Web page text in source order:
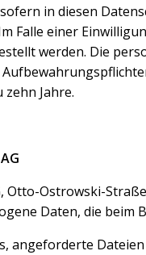
in diesen
Falle einer
werden. Die
Jahre.
Otto-Ostrowski-
Daten, die beim
angeforderte